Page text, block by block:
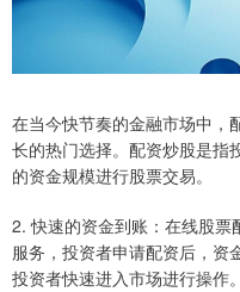
在当今快节奏的金融市场中，
长的热门选择。配资炒股是指
的资金规模进行股票交易。
2. 快速的资金到账：在线股票
服务，投资者申请配资后，资
投资者快速进入市场进行操作。